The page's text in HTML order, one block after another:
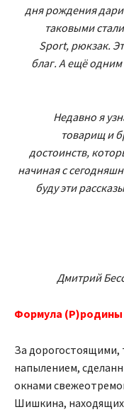
дня рождения
таковыми
Sport, рюкзак.
благ. А ещё одним
Недавно я
товарищ и
достоинств,
начиная с
буду эти
Дмитрий
Формула (Р)родины
За дорогостоящими,
напылением,
окнами
Шишкина,